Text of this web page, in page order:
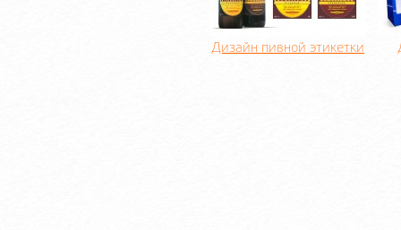
Дизайн пивной этикетки